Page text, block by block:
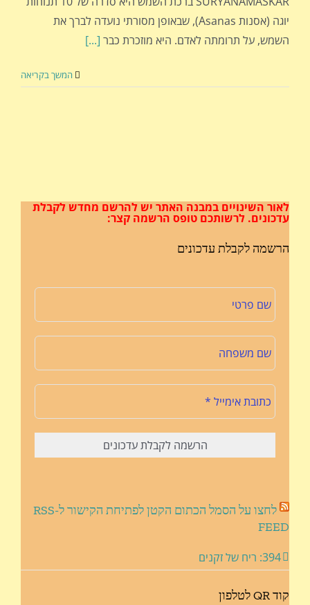
יוגה (אסנות Asanas), שבאופן מסורתי נועדה לברך את
השמש, על תרומתה לאדם. היא מוזכרת כבר [...]
המשך בקריאה
לאור השינויים במבנה האתר יש להרשם מחדש לקבלת
עדכונים. לרשותכם טופס הרשמה קצר:
הרשמה לקבלת עדכונים
לחצו על הסמל הכתום הקטן לפתיחת הקישור ל-RSS
FEED
394: ריח של זקנים
קוד QR לטלפון